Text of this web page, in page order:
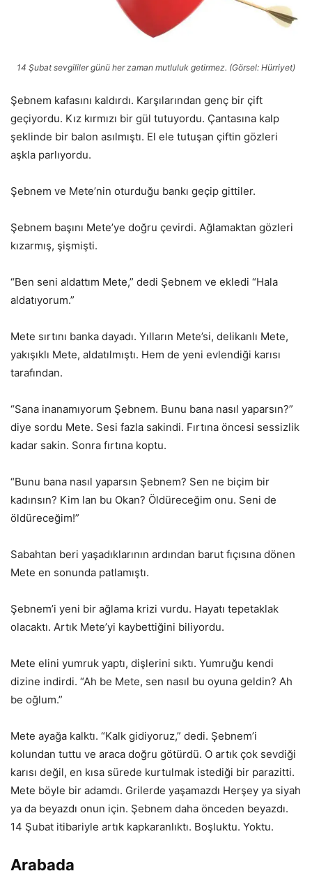
14 Şubat sevgililer günü her zaman mutluluk getirmez. (Görsel: Hürriyet)
Şebnem kafasını kaldırdı. Karşılarından genç bir çift
geçiyordu. Kız kırmızı bir gül tutuyordu. Çantasına kalp
şeklinde bir balon asılmıştı. El ele tutuşan çiftin gözleri
aşkla parlıyordu.
Şebnem ve Mete’nin oturduğu bankı geçip gittiler.
Şebnem başını Mete’ye doğru çevirdi. Ağlamaktan gözleri
kızarmış, şişmişti.
“Ben seni aldattım Mete,” dedi Şebnem ve ekledi “Hala
aldatıyorum.”
Mete sırtını banka dayadı. Yılların Mete’si, delikanlı Mete,
yakışıklı Mete, aldatılmıştı. Hem de yeni evlendiği karısı
tarafından.
“Sana inanamıyorum Şebnem. Bunu bana nasıl yaparsın?”
diye sordu Mete. Sesi fazla sakindi. Fırtına öncesi sessizlik
kadar sakin. Sonra fırtına koptu.
“Bunu bana nasıl yaparsın Şebnem? Sen ne biçim bir
kadınsın? Kim lan bu Okan? Öldüreceğim onu. Seni de
öldüreceğim!”
Sabahtan beri yaşadıklarının ardından barut fıçısına dönen
Mete en sonunda patlamıştı.
Şebnem’i yeni bir ağlama krizi vurdu. Hayatı tepetaklak
olacaktı. Artık Mete’yi kaybettiğini biliyordu.
Mete elini yumruk yaptı, dişlerini sıktı. Yumruğu kendi
dizine indirdi. “Ah be Mete, sen nasıl bu oyuna geldin? Ah
be oğlum.”
Mete ayağa kalktı. “Kalk gidiyoruz,” dedi. Şebnem’i
kolundan tuttu ve araca doğru götürdü. O artık çok sevdiği
karısı değil, en kısa sürede kurtulmak istediği bir parazitti.
Mete böyle bir adamdı. Grilerde yaşamazdı Herşey ya siyah
ya da beyazdı onun için. Şebnem daha önceden beyazdı.
14 Şubat itibariyle artık kapkaranlıktı. Boşluktu. Yoktu.
Arabada